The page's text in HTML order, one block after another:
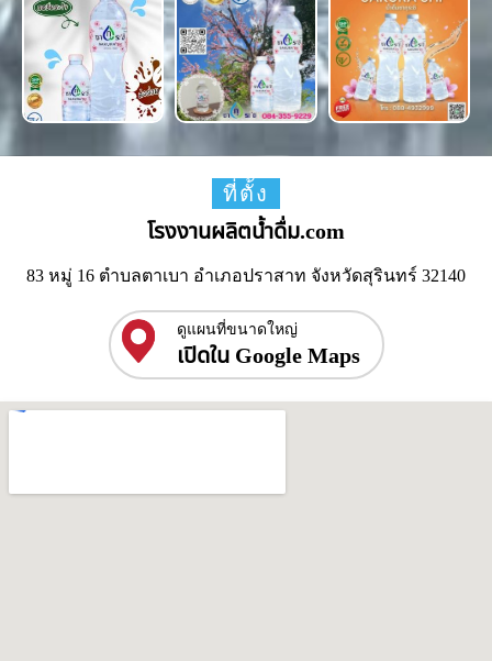
ที่ตั้ง
โรงงานผลิตน้ำดื่ม.com
83 หมู่ 16 ตำบลตาเบา อำเภอปราสาท จังหวัดสุรินทร์ 32140
ดูแผนที่ขนาดใหญ่
เปิดใน Google Maps